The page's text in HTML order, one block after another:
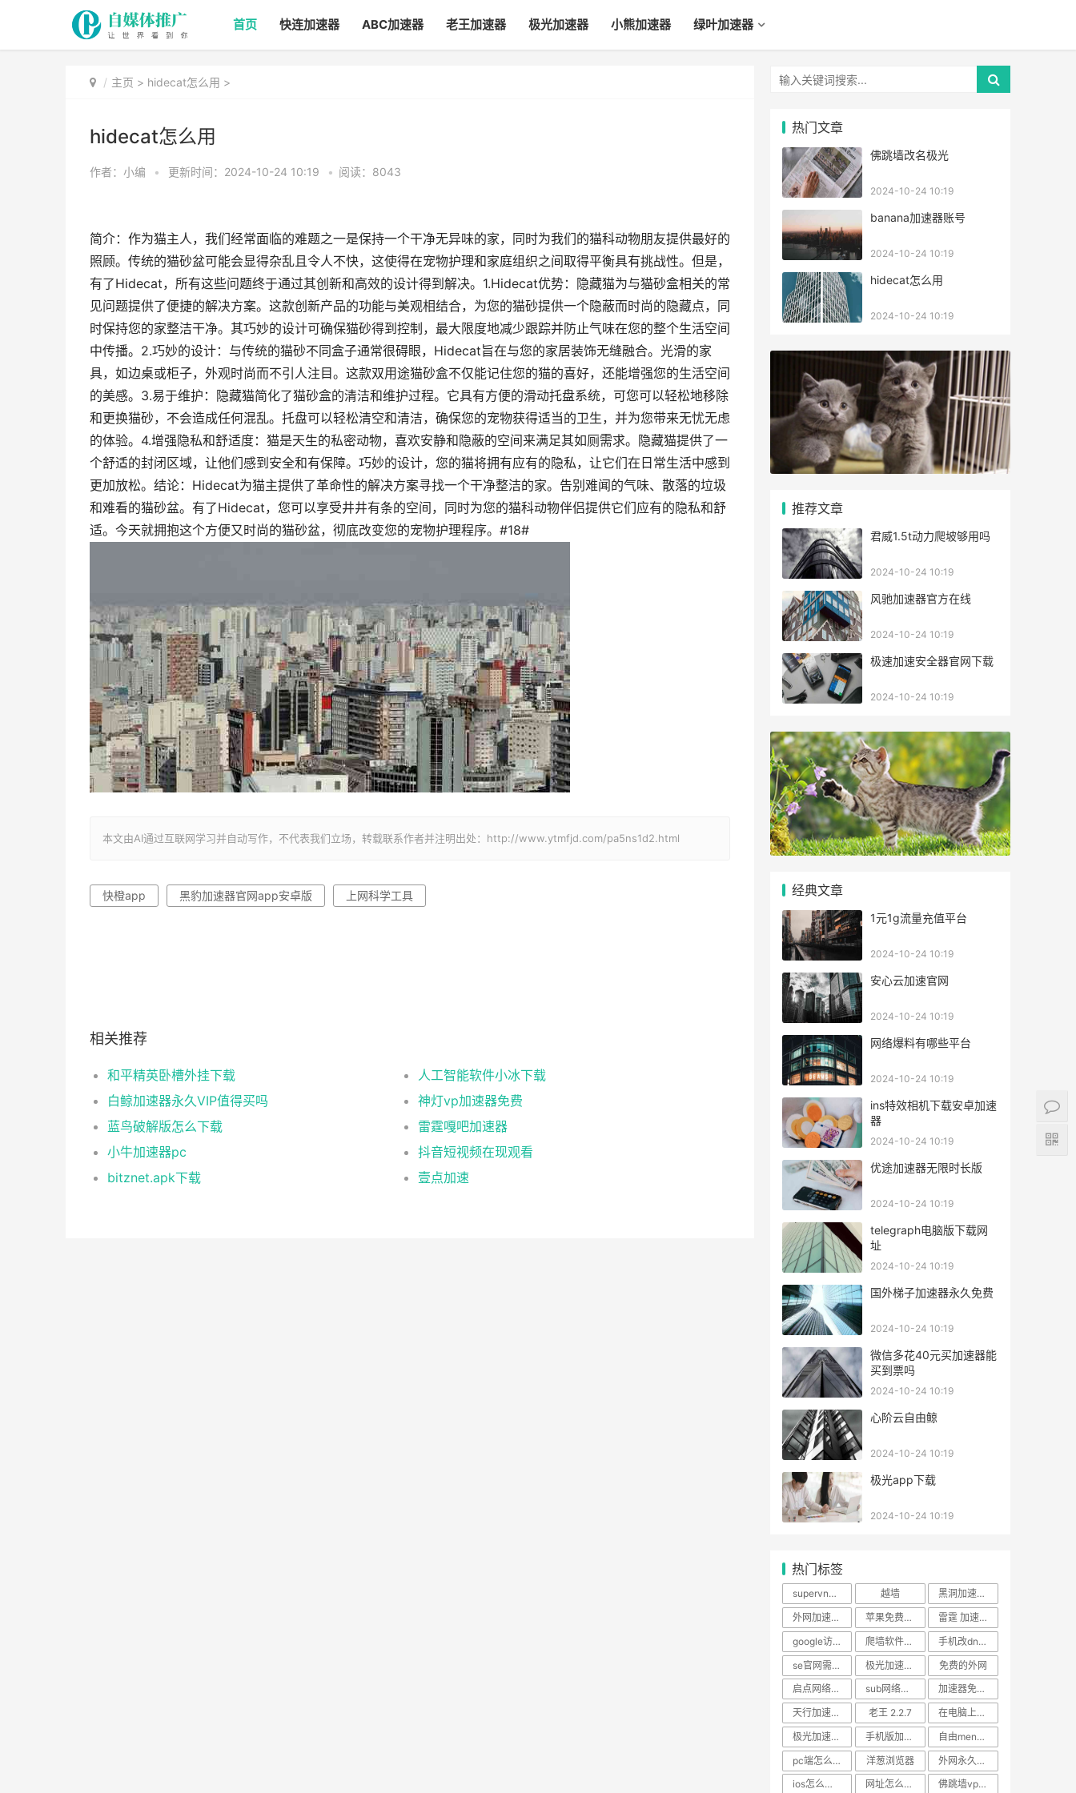
首页 快连加速器 ABC加速器 老王加速器 极光加速器 小熊加速器 绿叶加速器
主页 > hidecat怎么用 >
hidecat怎么用
作者：小编 • 更新时间：2024-10-24 10:19 • 阅读：8043
简介：作为猫主人，我们经常面临的难题之一是保持一个干净无异味的家，同时为我们的猫科动物朋友提供最好的
照顾。传统的猫砂盆可能会显得杂乱且令人不快，这使得在宠物护理和家庭组织之间取得平衡具有挑战性。但是，
有了Hidecat，所有这些问题终于通过其创新和高效的设计得到解决。1.Hidecat优势：隐藏猫为与猫砂盒相关的常
见问题提供了便捷的解决方案。这款创新产品的功能与美观相结合，为您的猫砂提供一个隐蔽而时尚的隐藏点，同
时保持您的家整洁干净。其巧妙的设计可确保猫砂得到控制，最大限度地减少跟踪并防止气味在您的整个生活空间
中传播。2.巧妙的设计：与传统的猫砂不同盒子通常很碍眼，Hidecat旨在与您的家居装饰无缝融合。光滑的家
具，如边桌或柜子，外观时尚而不引人注目。这款双用途猫砂盒不仅能记住您的猫的喜好，还能增强您的生活空间
的美感。3.易于维护：隐藏猫简化了猫砂盒的清洁和维护过程。它具有方便的滑动托盘系统，可您可以轻松地移除
和更换猫砂，不会造成任何混乱。托盘可以轻松清空和清洁，确保您的宠物获得适当的卫生，并为您带来无忧无虑
的体验。4.增强隐私和舒适度：猫是天生的私密动物，喜欢安静和隐蔽的空间来满足其如厕需求。隐藏猫提供了一
个舒适的封闭区域，让他们感到安全和有保障。巧妙的设计，您的猫将拥有应有的隐私，让它们在日常生活中感到
更加放松。结论：Hidecat为猫主提供了革命性的解决方案寻找一个干净整洁的家。告别难闻的气味、散落的垃圾
和难看的猫砂盆。有了Hidecat，您可以享受井井有条的空间，同时为您的猫科动物伴侣提供它们应有的隐私和舒
适。今天就拥抱这个方便又时尚的猫砂盆，彻底改变您的宠物护理程序。#18#
本文由AI通过互联网学习并自动写作，不代表我们立场，转载联系作者并注明出处：http://www.ytmfjd.com/pa5ns1d2.html
快橙app 黑豹加速器官网app安卓版 上网科学工具
相关推荐
和平精英卧槽外挂下载
人工智能软件小冰下载
白鲸加速器永久VIP值得买吗
神灯vp加速器免费
蓝鸟破解版怎么下载
雷霆嘎吧加速器
小牛加速器pc
抖音短视频在现观看
bitznet.apk下载
壹点加速
热门文章
佛跳墙改名极光
2024-10-24 10:19
banana加速器账号
2024-10-24 10:19
hidecat怎么用
2024-10-24 10:19
推荐文章
君威1.5t动力爬坡够用吗
2024-10-24 10:19
风驰加速器官方在线
2024-10-24 10:19
极速加速安全器官网下载
2024-10-24 10:19
经典文章
1元1g流量充值平台
2024-10-24 10:19
安心云加速官网
2024-10-24 10:19
网络爆料有哪些平台
2024-10-24 10:19
ins特效相机下载安卓加速
器
2024-10-24 10:19
优途加速器无限时长版
2024-10-24 10:19
telegraph电脑版下载网
址
2024-10-24 10:19
国外梯子加速器永久免费
2024-10-24 10:19
微信多花40元买加速器能
买到票吗
2024-10-24 10:19
心阶云自由鲸
2024-10-24 10:19
极光app下载
2024-10-24 10:19
热门标签
supervnp使用教程 越墙
黑洞加速器在线下载苹果
外网加速器试用七天
苹果免费Ⅴpn
雷霆 加速器 apk
google访问外网插件
爬墙软件百度云
手机改dns上twitter
se官网需要梯子吗
极光加速器官网 iphone
免费的外网
启点网络加速器官网
sub网络加速器 app
加速器免费版试用
天行加速器官网
老王 2.2.7
在电脑上youtube
极光加速器安卓破解版
手机版加速器排行
自由men软件安卓
pc端怎么挂梯子
洋葱浏览器
外网永久免费的vp加速器app
ios怎么浏览外国的网站
网址怎么搭梯子
佛跳墙vp官网